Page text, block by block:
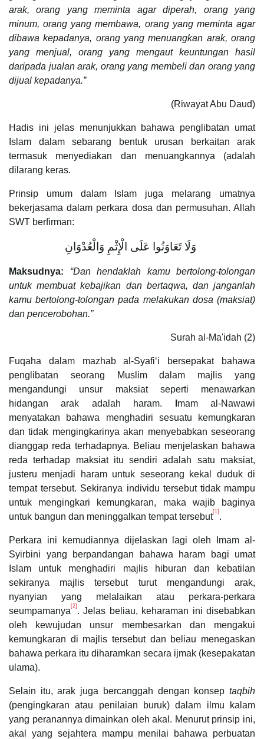
arak, orang yang meminta agar diperah, orang yang
minum, orang yang membawa, orang yang meminta agar
dibawa kepadanya, orang yang menuangkan arak, orang
yang menjual, orang yang mengaut keuntungan hasil
daripada jualan arak, orang yang membeli dan orang yang
dijual kepadanya.”
(Riwayat Abu Daud)
Hadis ini jelas menunjukkan bahawa penglibatan umat
Islam dalam sebarang bentuk urusan berkaitan arak
termasuk menyediakan dan menuangkannya (adalah
dilarang keras.
Prinsip umum dalam Islam juga melarang umatnya
bekerjasama dalam perkara dosa dan permusuhan. Allah
SWT berfirman:
Maksudnya:
“Dan hendaklah kamu bertolong-tolongan
untuk membuat kebajikan dan bertaqwa, dan janganlah
kamu bertolong-tolongan pada melakukan dosa (maksiat)
dan pencerobohan.”
Surah al-Ma'idah (2)
Fuqaha dalam mazhab al-Syafi‘i bersepakat bahawa
penglibatan seorang Muslim dalam majlis yang
mengandungi unsur maksiat seperti menawarkan
hidangan arak adalah haram.
mam al-Nawawi
menyatakan bahawa menghadiri sesuatu kemungkaran
dan tidak mengingkarinya akan menyebabkan seseorang
dianggap reda terhadapnya. Beliau menjelaskan bahawa
reda terhadap maksiat itu sendiri adalah satu maksiat,
justeru menjadi haram untuk seseorang kekal duduk di
tempat tersebut. Sekiranya individu tersebut tidak mampu
untuk mengingkari kemungkaran, maka wajib baginya
untuk bangun dan meninggalkan tempat tersebut[1] .
Perkara ini kemudiannya dijelaskan lagi oleh Imam al-
Syirbini yang berpandangan bahawa haram bagi umat
Islam untuk menghadiri majlis hiburan dan kebatilan
sekiranya majlis tersebut turut mengandungi arak,
nyanyian yang melalaikan atau perkara-perkara
seumpamanya [2] . Jelas beliau, keharaman ini disebabkan
oleh kewujudan unsur membesarkan dan mengakui
kemungkaran di majlis tersebut dan beliau menegaskan
bahawa perkara itu diharamkan secara ijmak (kesepakatan
ulama).
Selain itu, arak juga bercanggah dengan konsep taqbih
(pengingkaran atau penilaian buruk) dalam ilmu kalam
yang peranannya dimainkan oleh akal. Menurut prinsip ini,
akal yang sejahtera mampu menilai bahawa perbuatan